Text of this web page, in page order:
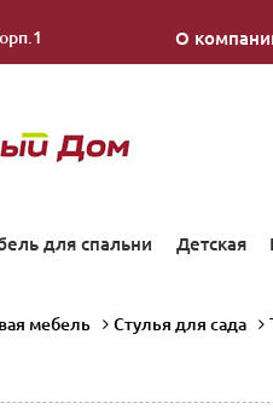
О
для спальни Детская
мебель Стулья для сада